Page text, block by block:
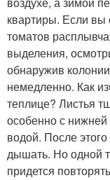
квартиры. Если вы
томатов
выделения,
обнаружив
немедленно. Как
теплице? Листья
особенно с
водой. После
дышать. Но одной
придется